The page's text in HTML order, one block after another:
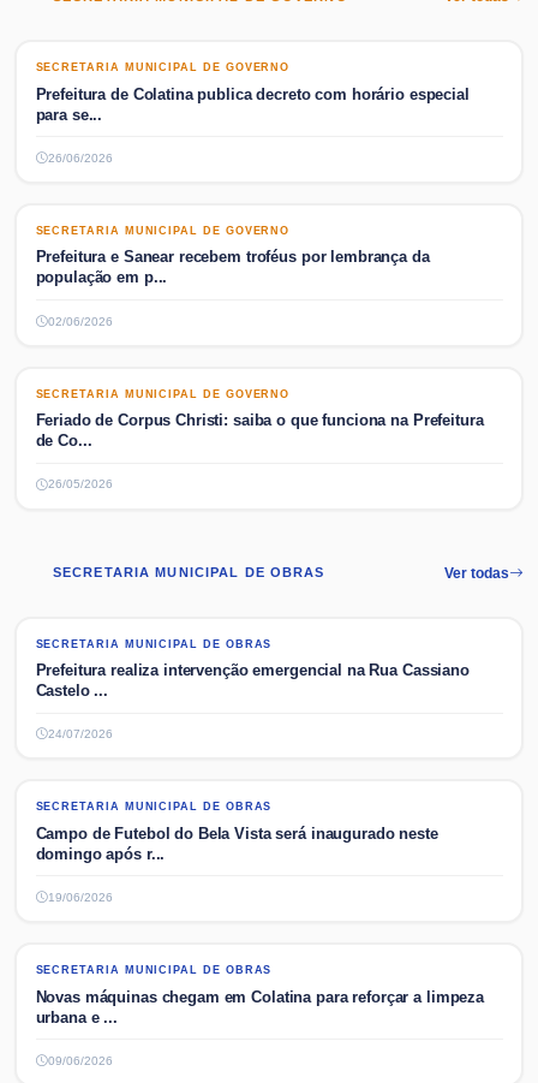
SECRETARIA MUNICIPAL DE GOVERNO
SECRETARIA MUNICIPAL DE GOVERNO
Prefeitura de Colatina publica decreto com horário especial
para se...
26/06/2026
SECRETARIA MUNICIPAL DE GOVERNO
SECRETARIA MUNICIPAL DE GOVERNO
Prefeitura e Sanear recebem troféus por lembrança da
população em p...
02/06/2026
SECRETARIA MUNICIPAL DE GOVERNO
SECRETARIA MUNICIPAL DE GOVERNO
Feriado de Corpus Christi: saiba o que funciona na Prefeitura
de Co...
26/05/2026
SECRETARIA MUNICIPAL DE OBRAS Ver todas
SECRETARIA MUNICIPAL DE OBRAS
SECRETARIA MUNICIPAL DE OBRAS
Prefeitura realiza intervenção emergencial na Rua Cassiano
Castelo ...
24/07/2026
SECRETARIA MUNICIPAL DE OBRAS
SECRETARIA MUNICIPAL DE OBRAS
Campo de Futebol do Bela Vista será inaugurado neste
domingo após r...
19/06/2026
SECRETARIA MUNICIPAL DE OBRAS
SECRETARIA MUNICIPAL DE OBRAS
Novas máquinas chegam em Colatina para reforçar a limpeza
urbana e ...
09/06/2026